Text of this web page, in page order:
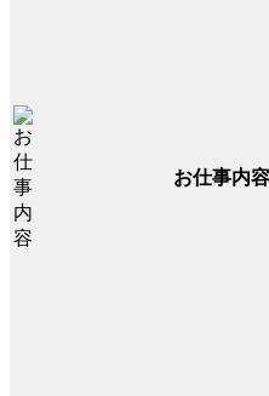
お仕事内容